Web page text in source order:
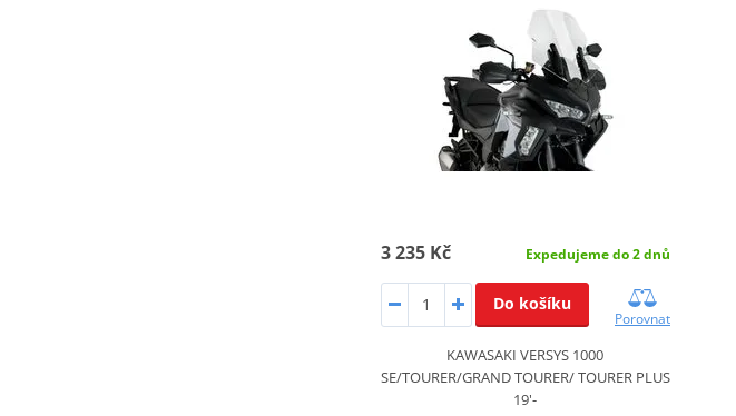
3 235 Kč Expedujeme do 2 dnů
Do košíku
Porovnat
KAWASAKI VERSYS 1000
SE/TOURER/GRAND TOURER/ TOURER PLUS
19'-